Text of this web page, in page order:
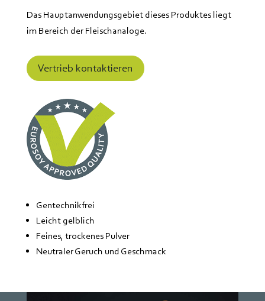
Das Hauptanwendungsgebiet dieses Produktes liegt
im Bereich der Fleischanaloge.
Vertrieb kontaktieren
Gentechnikfrei
Leicht gelblich
Feines, trockenes Pulver
Neutraler Geruch und Geschmack